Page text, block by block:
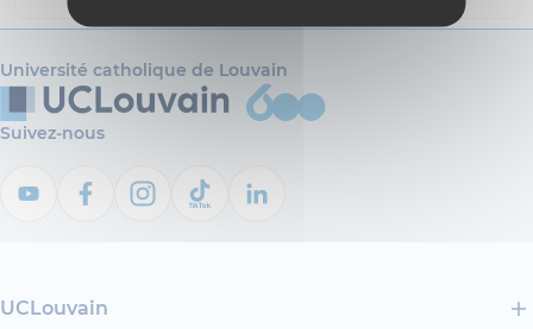
Université catholique de Louvain
Suivez-nous
UCLouvain